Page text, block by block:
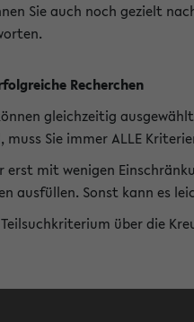
Sie auch noch gezielt
Recherchen
gleichzeitig
muss Sie immer ALLE
erst mit wenigen
ausfüllen. Sonst kann es
über die